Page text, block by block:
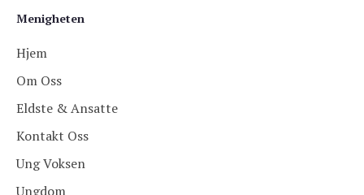
Menigheten
Hjem
Om Oss
Eldste & Ansatte
Kontakt Oss
Ung Voksen
Ungdom